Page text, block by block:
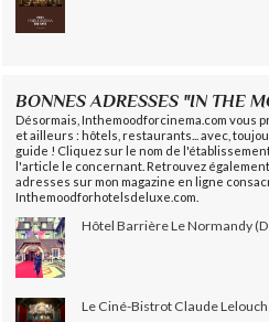
BONNES ADRESSES "IN THE
Désormais, Inthemoodforcinema.com vous
et ailleurs : hôtels, restaurants... avec,
guide ! Cliquez sur le nom de
l'article le concernant. Retrouvez
adresses sur mon magazine en ligne
Inthemoodforhotelsdeluxe.com.
Hôtel Barrière Le Normandy
Le Ciné-Bistrot Claude